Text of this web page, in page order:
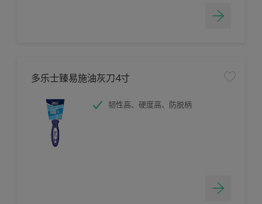
多乐士臻易施油灰刀4寸
韧性高、硬度高、防脱柄